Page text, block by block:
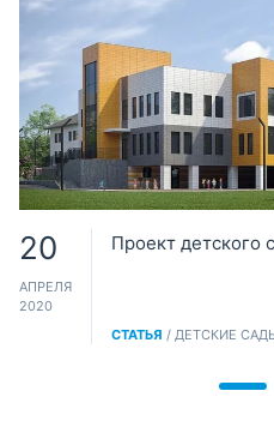
20
АПРЕЛЯ
2020
Проект детского
СТАТЬЯ / ДЕТСКИЕ